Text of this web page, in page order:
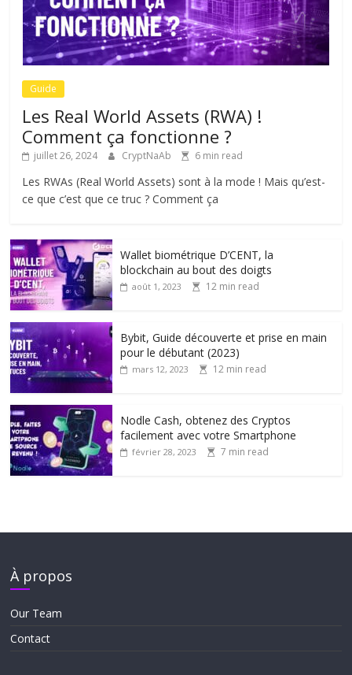
Guide
Les Real World Assets (RWA) !
Comment ça fonctionne ?
juillet 26, 2024 CryptNaAb 6 min read
Les RWAs (Real World Assets) sont à la mode ! Mais qu’est-
ce que c’est que ce truc ? Comment ça
Wallet biométrique D’CENT, la
blockchain au bout des doigts
août 1, 2023 12 min read
Bybit, Guide découverte et prise en main
pour le débutant (2023)
mars 12, 2023 12 min read
Nodle Cash, obtenez des Cryptos
facilement avec votre Smartphone
février 28, 2023 7 min read
À propos
Our Team
Contact